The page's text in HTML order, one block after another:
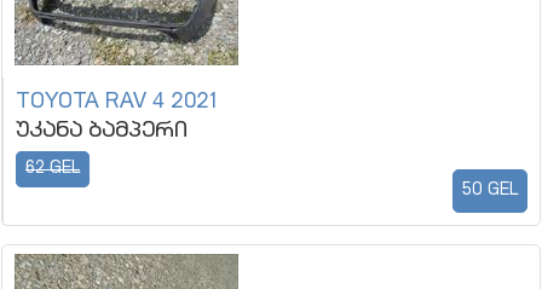
TOYOTA RAV 4 2021
უკანა ბამპერი
62 GEL
50 GEL